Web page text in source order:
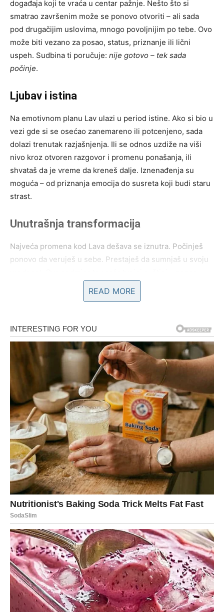
događaja koji te vraća u centar pažnje. Nešto što si
smatrao završenim može se ponovo otvoriti – ali sada
pod drugačijim uslovima, mnogo povoljnijim po tebe. Ovo
može biti vezano za posao, status, priznanje ili lični
uspeh. Sudbina ti poručuje: nije gotovo – tek sada
počinje.
Ljubav i istina
Na emotivnom planu Lav ulazi u period istine. Ako si bio u
vezi gde si se osećao zanemareno ili potcenjeno, sada
dolazi trenutak razjašnjenja. Ili se odnos uzdiže na viši
nivo kroz otvoren razgovor i promenu ponašanja, ili
shvataš da je vreme da kreneš dalje. Iznenađenja su
moguća – od priznanja emocija do susreta koji budi staru
strast.
Unutrašnja transformacija
Najveća promena kod Lava dešava se iznutra. Počinješ
ponovo da veruješ u sebe. Prestaješ da sumnjaš u svoju
RAK – Emotivni preokret koji
oslobađa dušu
Za Raka, ova sedmica nosi duboku emotivnu promenu
si znak koji oseća jače i dublje od drugih, ali si često
sklon da potiskuješ sebe zarad mira u porodici, vezi ili
okruženju. Naredni dani donose iznenađenja koja diraju
pravo u srce – ali sa razlogom.
Istina izlazi na površinu
Rak više ne može da ignoriše ono što oseća. U ovoj
sedmici dolazi do razgovora, situacije ili događaja koji
razotkriva pravu istinu – o odnosu, o osobi ili o tebi
samom. Možda ćeš biti iznenađen tuđim rečima, ali još
više sopstvenom snagom da to čuješ bez straha. Ovo je
trenutak emocionalnog sazrevanja.
Porodica, dom i sigurnost
Promene se mogu ticati doma, porodice ili plana vezanog
za budućnost. Neki Rakovi mogu doneti važnu odluku o
READ MORE